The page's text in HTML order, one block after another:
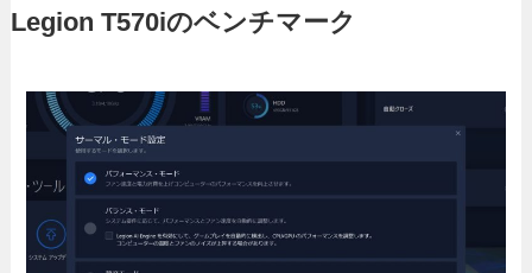
Legion T570iのベンチマーク